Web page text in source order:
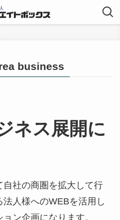
business
ネス展開に
自社の商圏を拡大して行
人様へのWEBを活用し
ン企画になります。